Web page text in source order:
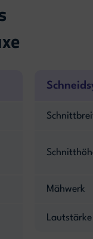
Mähwerk
Lautstärke